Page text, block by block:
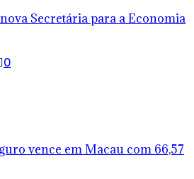
Secretária para a Economia
0
vence em Macau com 66,57